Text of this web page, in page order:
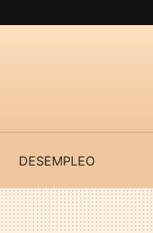
DESEMPLEO